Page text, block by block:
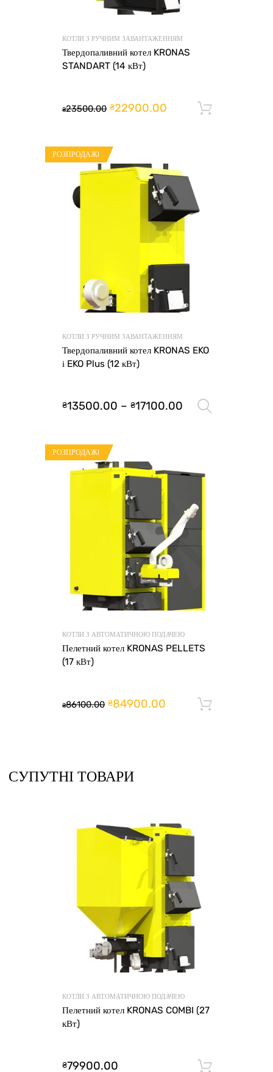
КОТЛИ З РУЧНИМ ЗАВАНТАЖЕННЯМ
Твердопаливний котел KRONAS
STANDART (14 кВт)
₴23500.00 ₴22900.00
РОЗПРОДАЖ!
КОТЛИ З РУЧНИМ ЗАВАНТАЖЕННЯМ
Твердопаливний котел KRONAS EKO
і EKO Plus (12 кВт)
₴13500.00 – ₴17100.00
РОЗПРОДАЖ!
КОТЛИ З АВТОМАТИЧНОЮ ПОДАЧЕЮ
Пелетний котел KRONAS PELLETS
(17 кВт)
₴86100.00 ₴84900.00
СУПУТНІ ТОВАРИ
КОТЛИ З АВТОМАТИЧНОЮ ПОДАЧЕЮ
Пелетний котел KRONAS COMBI (27
кВт)
₴79900.00